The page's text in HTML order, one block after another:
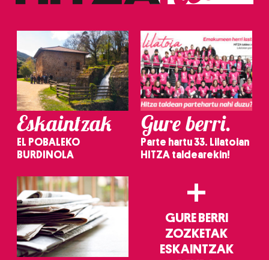
Eskaintzak
EL POBALEKO
BURDINOLA
Gure berri.
Parte hartu 33. Lilatoian
HITZA taldearekin!
+
GURE BERRI
ZOZKETAK
ESKAINTZAK